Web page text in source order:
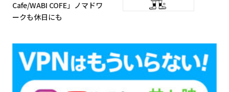
Cafe/WABI COFE」ノマドワ
ークも休日にも